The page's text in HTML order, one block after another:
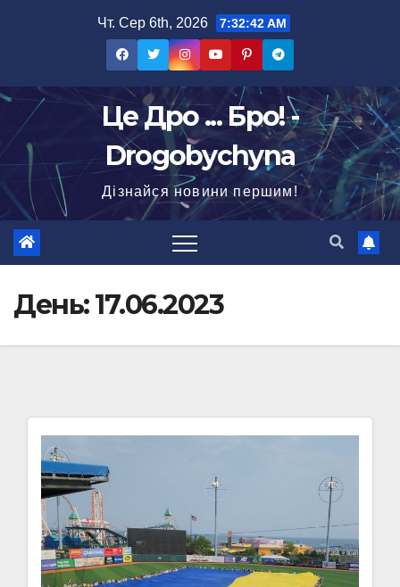
Чт. Сер 6th, 2026 7:32:43 AM
Це Дро ... Бро! -
Drogobychyna
Дізнайся новини першим!
День:17.06.2023